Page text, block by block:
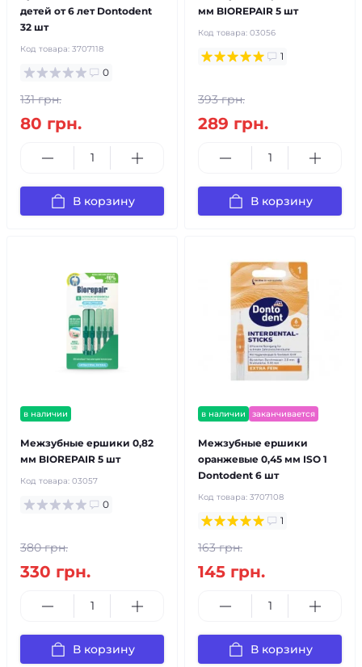
детей от 6 лет Dontodent
32 шт
Код товара: 3707118
0
131 грн.
80 грн.
В корзину
мм BIOREPAIR 5 шт
Код товара: 03056
1
393 грн.
289 грн.
В корзину
в наличии
Межзубные ершики 0,82
мм BIOREPAIR 5 шт
Код товара: 03057
0
380 грн.
330 грн.
В корзину
в наличии заканчивается
Межзубные ершики
оранжевые 0,45 мм ISO 1
Dontodent 6 шт
Код товара: 3707108
1
163 грн.
145 грн.
В корзину